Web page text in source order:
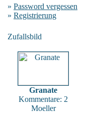
» Password vergessen
» Registrierung
Zufallsbild
Granate
Kommentare: 2
Moeller